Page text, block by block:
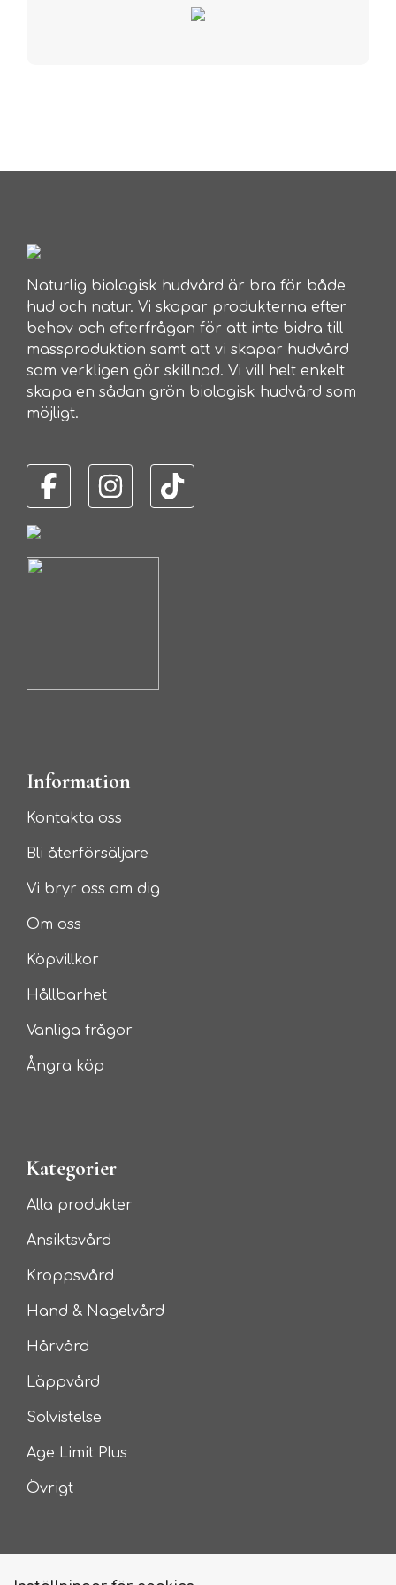
Naturlig biologisk hudvård är bra för både
hud och natur. Vi skapar produkterna efter
behov och efterfrågan för att inte bidra till
massproduktion samt att vi skapar hudvård
som verkligen gör skillnad. Vi vill helt enkelt
skapa en sådan grön biologisk hudvård som
möjligt.
Information
Kontakta oss
Bli återförsäljare
Vi bryr oss om dig
Om oss
Köpvillkor
Hållbarhet
Vanliga frågor
Ångra köp
Kategorier
Alla produkter
Ansiktsvård
Kroppsvård
Hand & Nagelvård
Hårvård
Läppvård
Solvistelse
Age Limit Plus
Övrigt